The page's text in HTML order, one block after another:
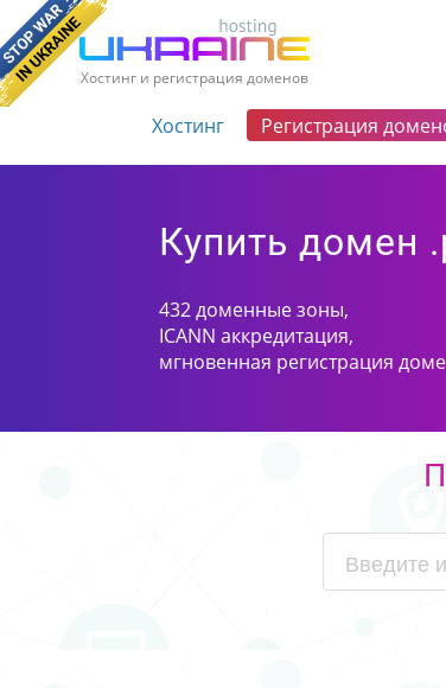
Хостинг и регистрация доменов
Хостинг Регистрация
Купить домен
432 доменные зоны,
ICANN аккредитация,
мгновенная регистрация